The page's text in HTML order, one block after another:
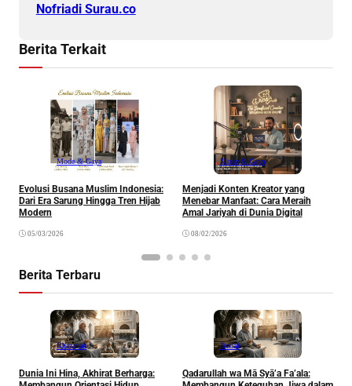
Nofriadi Surau.co
Berita Terkait
Mode & Gaya
Evolusi Busana Muslim Indonesia:
Dari Era Sarung Hingga Tren Hijab
Modern
05/03/2026
Mode & Gaya
Menjadi Konten Kreator yang
Menebar Manfaat: Cara Meraih
Amal Jariyah di Dunia Digital
08/02/2026
Berita Terbaru
Khazanah
Dunia Ini Hina, Akhirat Berharga:
Ibadah
Qadarullah wa Mā Syā’a Fa’ala: